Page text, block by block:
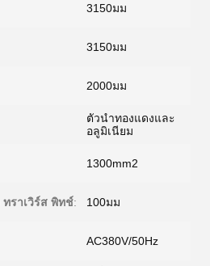
3150มม
3150มม
2000มม
ตัวนำทองแดงและ
อลูมิเนียม
1300mm2
ทราเวิร์ส พิทช์: 100มม
AC380V/50Hz